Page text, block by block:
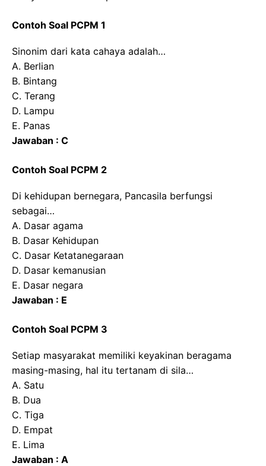
Contoh Soal PCPM 1
Sinonim dari kata cahaya adalah…
A. Berlian
B. Bintang
C. Terang
D. Lampu
E. Panas
Jawaban : C
Contoh Soal PCPM 2
Di kehidupan bernegara, Pancasila berfungsi
sebagai…
A. Dasar agama
B. Dasar Kehidupan
C. Dasar Ketatanegaraan
D. Dasar kemanusian
E. Dasar negara
Jawaban : E
Contoh Soal PCPM 3
Setiap masyarakat memiliki keyakinan beragama
masing-masing, hal itu tertanam di sila…
A. Satu
B. Dua
C. Tiga
D. Empat
E. Lima
Jawaban : A